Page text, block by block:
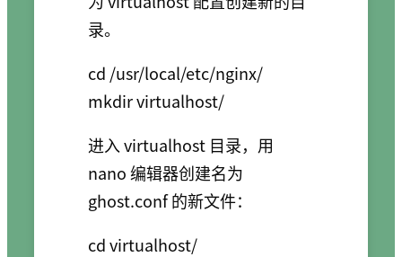
录。
cd /usr/local/etc/nginx/
进入 virtualhost 目录，用
nano 编辑器创建名为
ghost.conf 的新文件：
cd virtualhost/